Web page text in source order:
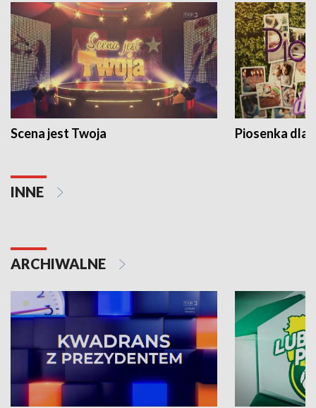
Scena jest Twoja Piosenka dla
INNE
ARCHIWALNE